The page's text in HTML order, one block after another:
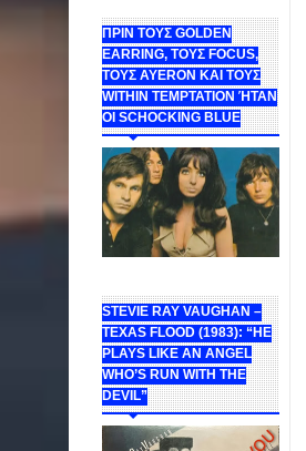
ΠΡΙΝ ΤΟΥΣ GOLDEN
EARRING, ΤΟΥΣ FOCUS,
ΤΟΥΣ ΑΥΕROΝ ΚΑΙ ΤΟΥΣ
WITHIN TEMPTATION ΉΤΑΝ
ΟΙ SCHOCKING BLUE
STEVIE RAY VAUGHAN –
TEXAS FLOOD (1983): “HE
PLAYS LIKE AN ANGEL
WHO’S RUN WITH THE
DEVIL”